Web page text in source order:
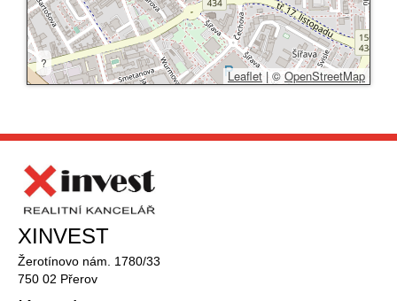
?
Leaflet | © OpenStreetMap
XINVEST
Žerotínovo nám. 1780/33
750 02 Přerov